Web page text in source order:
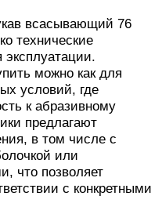
всасывающий 76
технические
эксплуатации.
можно как для
условий, где
к абразивному
предлагают
в том числе с
или
что позволяет
с конкретными